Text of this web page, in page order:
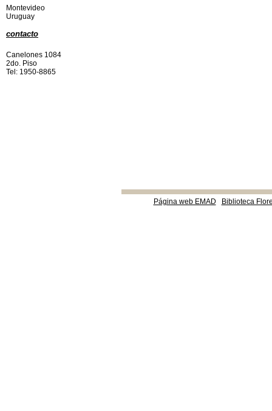
Página web EMAD Biblioteca
Montevideo
Uruguay
contacto
Canelones 1084
2do. Piso
Tel: 1950-8865